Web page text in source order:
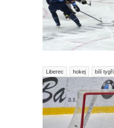
Liberec hokej bílí tygři